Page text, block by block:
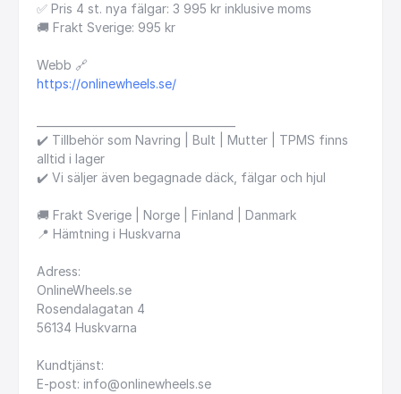
✅ Pris 4 st. nya fälgar: 3 995 kr inklusive moms
🚚 Frakt Sverige: 995 kr
Webb 🔗
https://onlinewheels.se/
✔️ Tillbehör som Navring Bult Mutter TPMS finns
alltid i lager
✔️ Vi säljer även begagnade däck, fälgar och hjul
🚚 Frakt Sverige Norge Finland
Danmark
📍 Hämtning i Huskvarna
Adress:
OnlineWheels.se
Rosendalagatan 4
56134 Huskvarna
Kundtjänst:
E-post: info@onlinewheels.se